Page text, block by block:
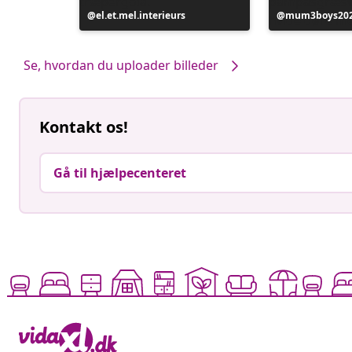
Opslag
offentliggjort
el.et.mel.interieurs
Opslag
offentliggjort
Se, hvordan du uploader billeder
Kontakt os!
Gå til hjælpecenteret